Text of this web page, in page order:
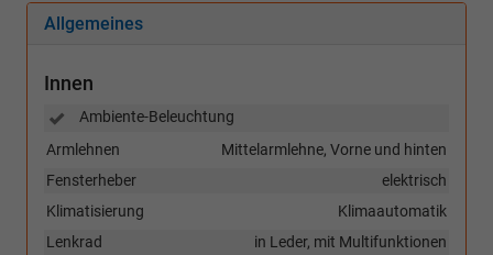
Allgemeines
Innen
Ambiente-Beleuchtung
Mittelarmlehne, Vorne und hinten
Armlehnen
elektrisch
Fensterheber
Klimaautomatik
Klimatisierung
in Leder, mit Multifunktionen
Lenkrad